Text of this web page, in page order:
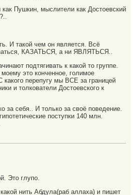
как Пушкин, мыслители как Достоевский
И такой чем он является. Всё
КАЗАТЬСЯ, а ни ЯВЛЯТЬСЯ..
подтягивать к какой то группе.
это конченное, голимое
перепугу мы ВСЕ за границей
и толкователи Достоевского к
за себя.. И только за своё поведение.
поступки 140 млн.
Это глупо.
нить Абдула(раб аллаха) и пишет